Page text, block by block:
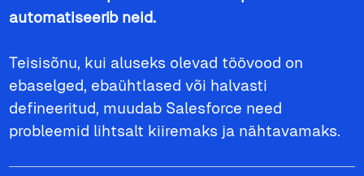
automatiseerib neid.
Teisisõnu, kui aluseks olevad töövood on
ebaselged, ebaühtlased või halvasti
defineeritud, muudab Salesforce need
probleemid lihtsalt kiiremaks ja nähtavamaks.